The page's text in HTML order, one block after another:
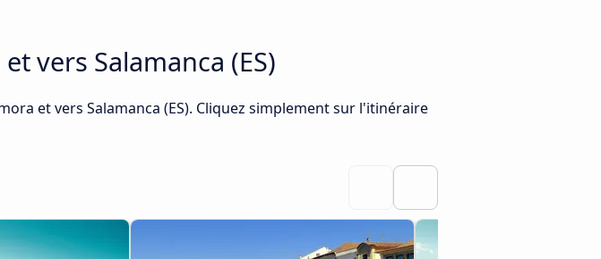
vers Salamanca (ES)
et vers Salamanca (ES). Cliquez simplement sur l'itinéraire